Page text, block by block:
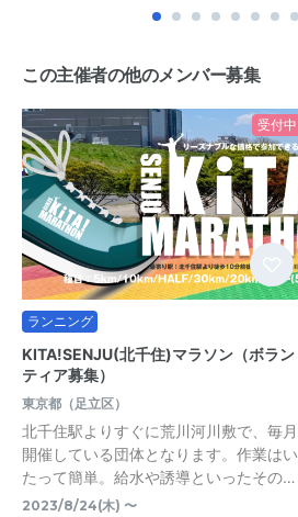
この主催者の他のメンバー募集
受付中
ランニング
KITA!SENJU(北千住)マラソン（ボラン
ティア募集）
東京都（足立区）
北千住駅よりすぐに荒川河川敷で、毎月
開催している団体となります。作業はい
たって簡単。給水や誘導といったその…
2023/8/24(木) 〜